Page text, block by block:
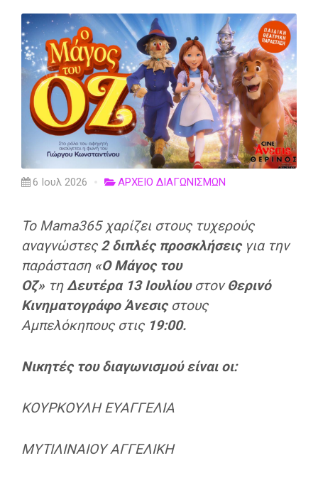
6 Ιουλ 2026 ΑΡΧΕΙΟ ΔΙΑΓΩΝΙΣΜΩΝ
Το Mama365 χαρίζει στους τυχερούς
αναγνώστες 2 διπλές προσκλήσειςγια την
παράσταση «Ο Μάγος του
Οζ» τηΔευτέρα 13 Ιουλίουστον Θερινό
Κινηματογράφο Άνεσις στους
Αμπελόκηπους στις 19:00.
Νικητές του διαγωνισμού είναι οι:
ΚΟΥΡΚΟΥΛΗ ΕΥΑΓΓΕΛΙΑ
ΜΥΤΙΛΙΝΑΙΟΥ ΑΓΓΕΛΙΚΗ